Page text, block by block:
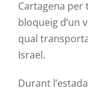
Cartagena per
bloqueig d’un
qual
Israel.
Durant